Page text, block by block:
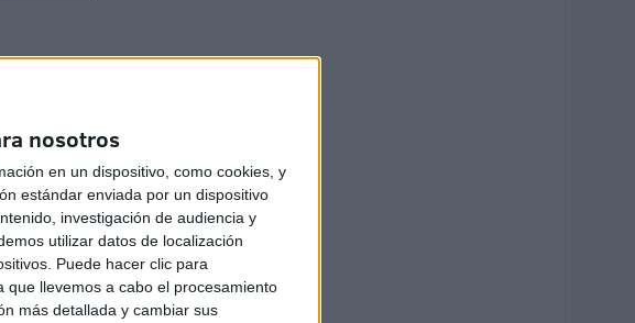
nosotros
en un dispositivo, como cookies, y
estándar enviada por un dispositivo
investigación de audiencia y
utilizar datos de localización
Puede hacer clic para
llevemos a cabo el procesamiento
más detallada y cambiar sus